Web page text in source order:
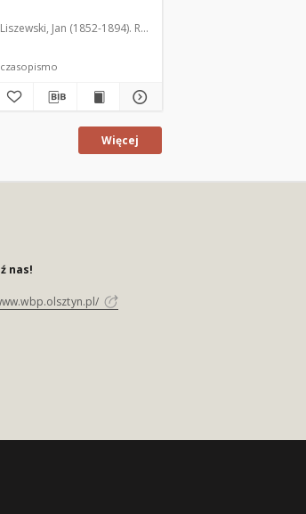
Liszewski, Jan (1852-1894). Red.
czasopismo
Więcej
nas!